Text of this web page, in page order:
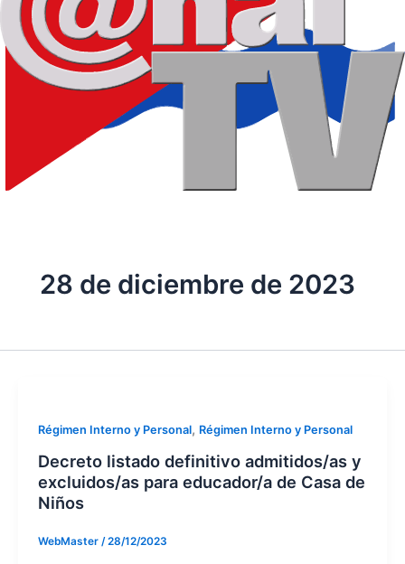
28 de diciembre de 2023
Régimen Interno y Personal, Régimen Interno y Personal
Decreto listado definitivo admitidos/as y
excluidos/as para educador/a de Casa de
Niños
WebMaster /28/12/2023